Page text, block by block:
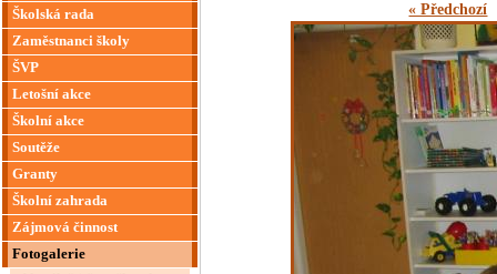
Školská rada
Zaměstnanci školy
ŠVP
Letošní akce
Školní akce
Soutěže
Granty
Školní zahrada
Zájmová činnost
Fotogalerie
« Předchozí